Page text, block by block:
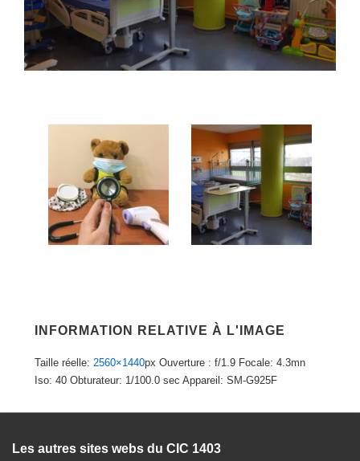
INFORMATION RELATIVE À L'IMAGE
Taille réelle: 2560×1440px Ouverture : f/1.9 Focale: 4.3mn
Iso: 40 Obturateur: 1/100.0 sec Appareil: SM-G925F
Les autres sites webs du CIC 1403